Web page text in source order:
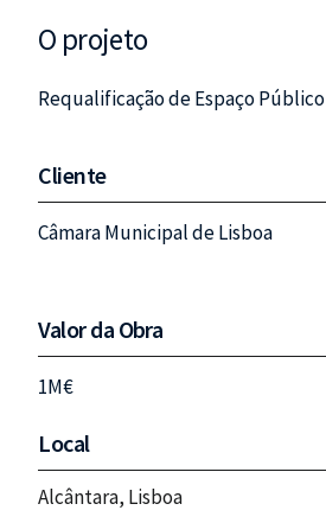
O projeto
Requalificação de Espaço Público
Cliente
Câmara Municipal de Lisboa
Valor da Obra
1M€
Local
Alcântara, Lisboa